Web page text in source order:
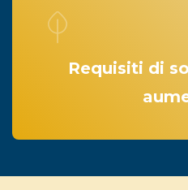
Requisiti di